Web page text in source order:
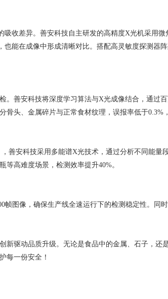
差异。善安科技自主研发的高精度X光机采用微
能在成像中形成清晰对比。搭配高灵敏度探测器
安科技将深度学习算法与X光成像结合，通过百
头、金属碎片与正常食材纹理，误报率低于0.3%
安科技采用多能谱X光技术，通过分析不同能量
等高难度场景，检测效率提升40%。
像，确保生产线全速运行下的检测稳定性。同
新驱动品质升级。无论是食品中的金属、石子，还
每一份安全！